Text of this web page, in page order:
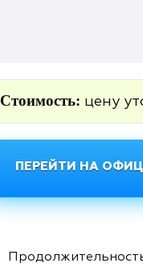
Стоимость: цену
ПЕРЕЙТИ НА